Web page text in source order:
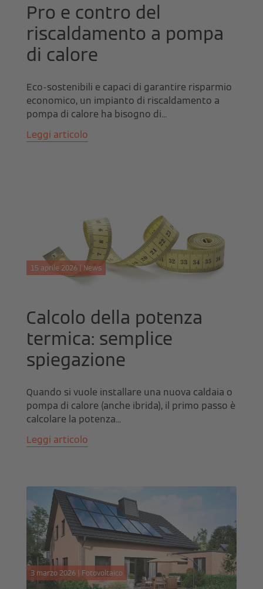
Pro e contro del
riscaldamento a pompa
di calore
Eco-sostenibili e capaci di garantire risparmio
economico, un impianto di riscaldamento a
pompa di calore ha bisogno di...
Leggi articolo
15 aprile 2026 | News
Calcolo della potenza
termica: semplice
spiegazione
Quando si vuole installare una nuova caldaia o
pompa di calore (anche ibrida), il primo passo è
calcolare la potenza...
Leggi articolo
3 marzo 2026 | Fotovoltaico